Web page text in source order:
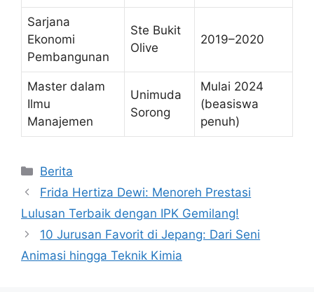
Sarjana
Ekonomi
Pembangunan
Ste Bukit
Olive
2019–2020
Master dalam
Ilmu
Manajemen
Unimuda
Sorong
Mulai 2024
(beasiswa
penuh)
Kategori
Berita
Frida Hertiza Dewi: Menoreh Prestasi
Lulusan Terbaik dengan IPK Gemilang!
10 Jurusan Favorit di Jepang: Dari Seni
Animasi hingga Teknik Kimia